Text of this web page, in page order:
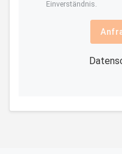
Einverständnis.